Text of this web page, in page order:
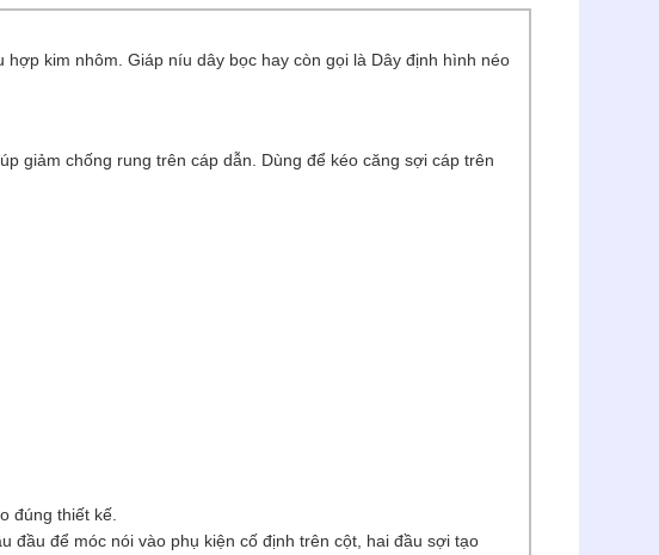
kim nhôm. Giáp níu dây bọc hay còn gọi là Dây định hình néo
giảm chống rung trên cáp dẫn. Dùng để kéo căng sợi cáp trên
đúng thiết kế.
đầu để móc nói vào phụ kiện cố định trên cột, hai đầu sợi tạo